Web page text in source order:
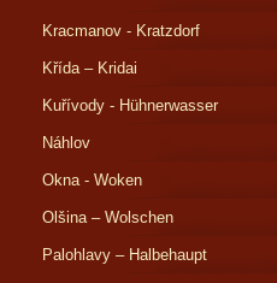
Kracmanov - Kratzdorf
Křída – Kridai
Kuřívody - Hühnerwasser
Náhlov
Okna - Woken
Olšina – Wolschen
Palohlavy – Halbehaupt